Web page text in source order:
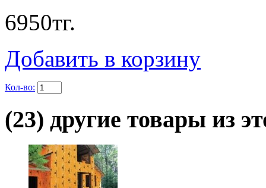
6950тг.
Добавить в корзину
Кол-во:
(23) другие товары из